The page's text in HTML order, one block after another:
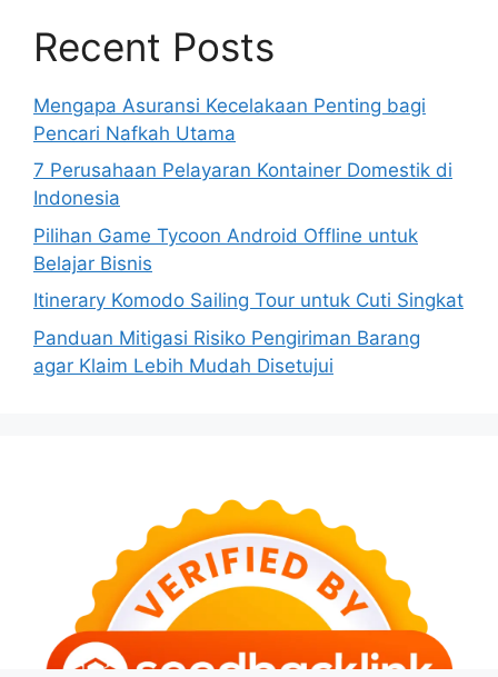
Recent Posts
Mengapa Asuransi Kecelakaan Penting bagi
Pencari Nafkah Utama
7 Perusahaan Pelayaran Kontainer Domestik di
Indonesia
Pilihan Game Tycoon Android Offline untuk
Belajar Bisnis
Itinerary Komodo Sailing Tour untuk Cuti Singkat
Panduan Mitigasi Risiko Pengiriman Barang
agar Klaim Lebih Mudah Disetujui